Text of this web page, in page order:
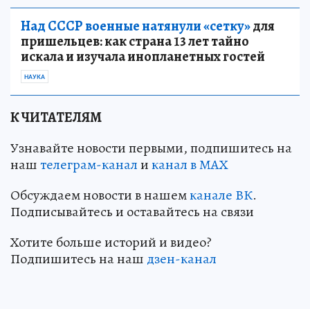
Над СССР военные натянули «сетку»для
пришельцев: как страна 13 лет тайно
искала и изучала инопланетных гостей
НАУКА
К ЧИТАТЕЛЯМ
Узнавайте новости первыми, подпишитесь на
наштелеграм-каналиканал в МАХ
Обсуждаем новости в нашемканале ВК.
Подписывайтесь и оставайтесь на связи
Хотите больше историй и видео?
Подпишитесь на наш дзен-канал